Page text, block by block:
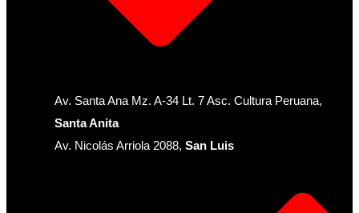
Av. Santa Ana Mz. A-34 Lt. 7 Asc. Cultura Peruana,
Santa Anita
Av. Nicolás Arriola 2088, San Luis